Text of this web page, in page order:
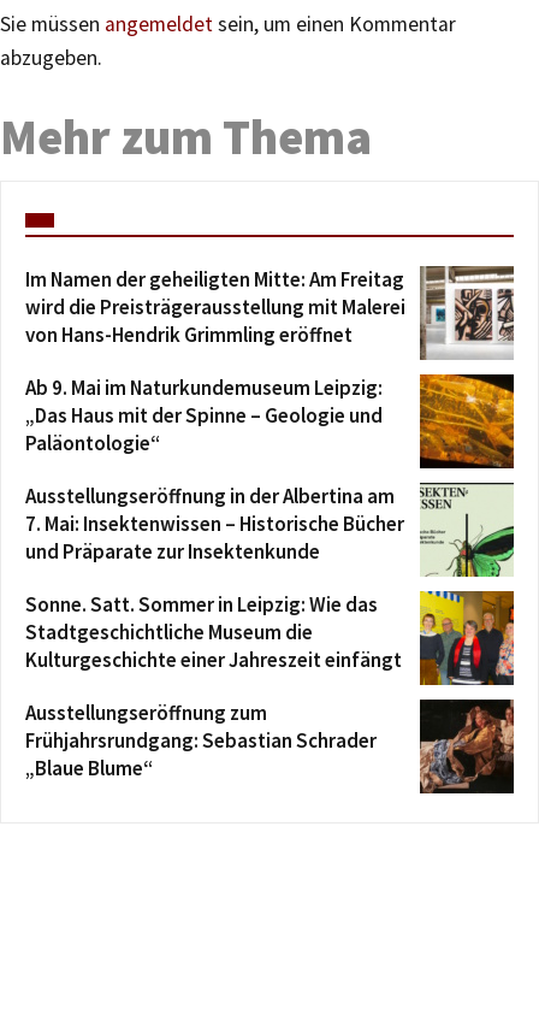
Sie müssen angemeldetsein, um einen Kommentar
abzugeben.
Mehr zum Thema
Im Namen der geheiligten Mitte: Am Freitag
wird die Preisträgerausstellung mit Malerei
von Hans-Hendrik Grimmling eröffnet
Ab 9. Mai im Naturkundemuseum Leipzig:
„Das Haus mit der Spinne – Geologie und
Paläontologie“
Ausstellungseröffnung in der Albertina am
7. Mai: Insektenwissen – Historische Bücher
und Präparate zur Insektenkunde
Sonne. Satt. Sommer in Leipzig: Wie das
Stadtgeschichtliche Museum die
Kulturgeschichte einer Jahreszeit einfängt
Ausstellungseröffnung zum
Frühjahrsrundgang: Sebastian Schrader
„Blaue Blume“